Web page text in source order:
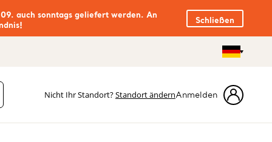
auch sonntags geliefert werden. An
Schließen
Nicht Ihr Standort?Standort ändernAnmelden